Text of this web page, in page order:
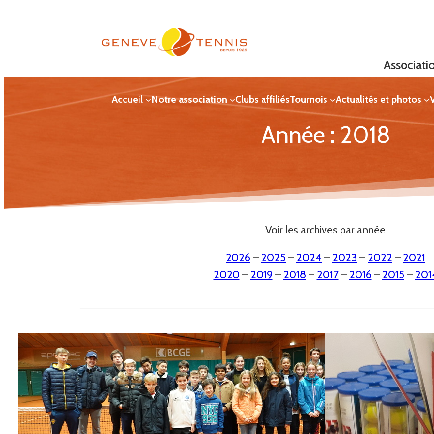
Accueil Notre association Clubs affiliésTournois Actualités et photos
Année : 2018
Voir les archives par année
2026 – 2025 – 2024 – 2023 – 2022 – 2021
2020 – 2019 – 2018 – 2017– 2016 – 2015 –